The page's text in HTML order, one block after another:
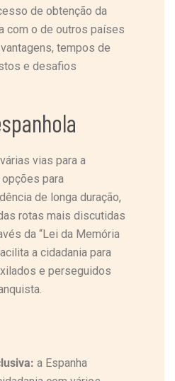
de obtenção da
com o de outros países
tempos de
e desafios
vias para a
para
de longa duração,
rotas mais discutidas
da “Lei da Memória
a cidadania para
e perseguidos
a Espanha